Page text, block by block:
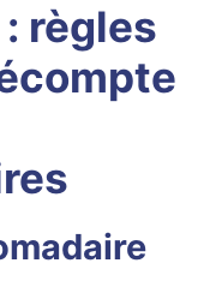
règles